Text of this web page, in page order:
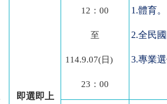
即選即上
12 ：00
至
114.9.07(日)
23 ：00
1.體育。
2.全民
3.專業選